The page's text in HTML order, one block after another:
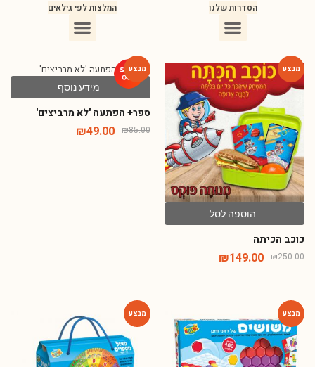
הסדרות שלנו המלצות לפי גילאים
הוספה לסל
כוכב הכיתה
₪250.00
₪149.00
מידע נוסף
ספר+ הפתעה 'לא מרביצים'
₪85.00
₪49.00
-28%